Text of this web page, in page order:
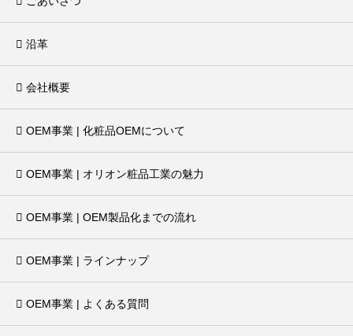
沿革
会社概要
OEM事業 | 化粧品OEMについて
OEM事業 | オリオン粧品工業の魅力
OEM事業 | OEM製品化までの流れ
OEM事業 | ラインナップ
OEM事業 | よくある質問